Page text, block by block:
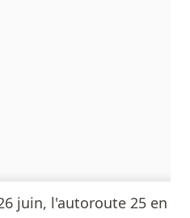
juin, l'autoroute 25 en